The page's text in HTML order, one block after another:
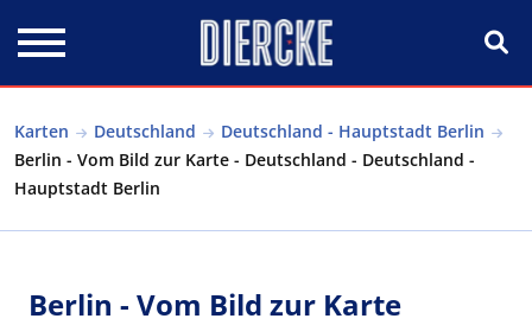
Karten Deutschland
Deutschland - Hauptstadt Berlin
Berlin - Vom Bild zur Karte - Deutschland - Deutschland -
Hauptstadt Berlin
Berlin - Vom Bild zur Karte